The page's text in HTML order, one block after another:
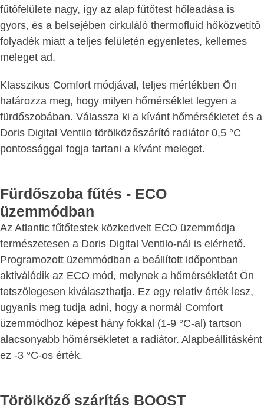
fűtőfelülete nagy, így az alap fűtőtest hőleadása is
gyors, és a belsejében cirkuláló thermofluid hőközvetítő
folyadék miatt a teljes felületén egyenletes, kellemes
meleget ad.
Klasszikus Comfort módjával, teljes mértékben Ön
határozza meg, hogy milyen hőmérséklet legyen a
fürdőszobában. Válassza ki a kívánt hőmérsékletet és a
Doris Digital Ventilo törölközőszárító radiátor 0,5 °C
pontossággal fogja tartani a kívánt meleget.
Fürdőszoba fűtés - ECO
üzemmódban
Az Atlantic fűtőtestek közkedvelt ECO üzemmódja
természetesen a Doris Digital Ventilo-nál is elérhető.
Programozott üzemmódban a beállított időpontban
aktiválódik az ECO mód, melynek a hőmérsékletét Ön
tetszőlegesen kiválaszthatja. Ez egy relatív érték lesz,
ugyanis meg tudja adni, hogy a normál Comfort
üzemmódhoz képest hány fokkal (1-9 °C-al) tartson
alacsonyabb hőmérsékletet a radiátor. Alapbeállításként
ez -3 °C-os érték.
Törölköző szárítás BOOST